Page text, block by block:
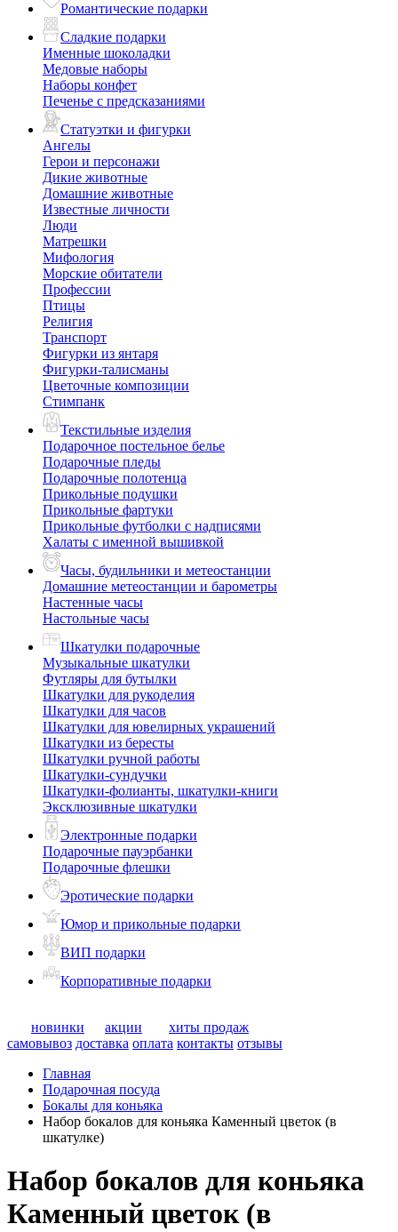
Романтические подарки
Сладкие подарки
Именные шоколадки
Медовые наборы
Наборы конфет
Печенье с предсказаниями
Статуэтки и фигурки
Ангелы
Герои и персонажи
Дикие животные
Домашние животные
Известные личности
Люди
Матрешки
Мифология
Морские обитатели
Профессии
Птицы
Религия
Транспорт
Фигурки из янтаря
Фигурки-талисманы
Цветочные композиции
Стимпанк
Текстильные изделия
Подарочное постельное белье
Подарочные пледы
Подарочные полотенца
Прикольные подушки
Прикольные фартуки
Прикольные футболки с надписями
Халаты с именной вышивкой
Часы, будильники и метеостанции
Домашние метеостанции и барометры
Настенные часы
Настольные часы
Шкатулки подарочные
Музыкальные шкатулки
Футляры для бутылки
Шкатулки для рукоделия
Шкатулки для часов
Шкатулки для ювелирных украшений
Шкатулки из бересты
Шкатулки ручной работы
Шкатулки-сундучки
Шкатулки-фолианты, шкатулки-книги
Эксклюзивные шкатулки
Электронные подарки
Подарочные пауэрбанки
Подарочные флешки
Эротические подарки
Юмор и прикольные подарки
ВИП подарки
Корпоративные подарки
новинки акции
хиты продаж
самовывоз доставка оплата контакты отзывы
Главная
Подарочная посуда
Бокалы для коньяка
Набор бокалов для коньяка Каменный цветок (в
шкатулке)
Набор бокалов для коньяка
Каменный цветок (в